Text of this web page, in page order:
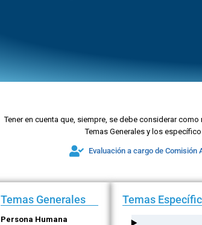
Tener en cuenta que, siempre, se debe considerar
Temas Generales y los
Evaluación a cargo de
Temas Generales
Persona Humana
Temas